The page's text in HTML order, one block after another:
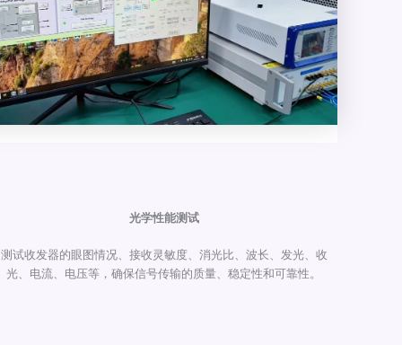
光学性能测试
测试收发器的眼图情况、接收灵敏度、消光比、波长、发光、收
光、电流、电压等，确保信号传输的质量、稳定性和可靠性。